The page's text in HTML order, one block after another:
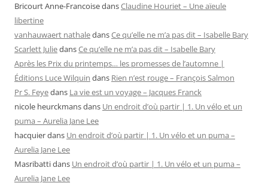
Bricourt Anne-FrancoisedansClaudine Houriet – Une aïeule
libertine
vanhauwaert nathaledansCe qu’elle ne m’a pas dit – Isabelle Bary
Scarlett JuliedansCe qu’elle ne m’a pas dit – Isabelle Bary
Après les Prix du printemps… les promesses de l’automne |
Éditions Luce Wilquin dans Rien n’est rouge – François Salmon
Pr S. Feyedans La vie est un voyage – Jacques Franck
nicole heurckmansdans Un endroit d’où partir | 1. Un vélo et un
puma – Aurelia Jane Lee
hacquierdans Un endroit d’où partir | 1. Un vélo et un puma –
Aurelia Jane Lee
Masribattidans Un endroit d’où partir | 1. Un vélo et un puma –
Aurelia Jane Lee